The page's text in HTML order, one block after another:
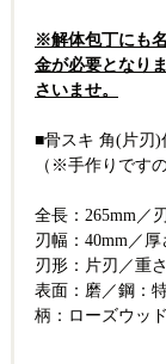
※解体包丁にも
金が必要となり
さいませ。
■骨スキ 角(片刃)
（※手作りです
全長：265mm／
刃幅：40mm／厚
刃形：片刃／重
表面：磨／鋼：
柄：ローズウッ